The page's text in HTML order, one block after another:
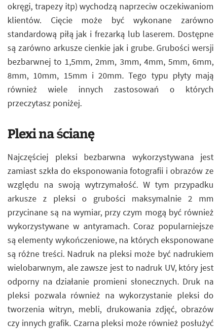
okręgi, trapezy itp) wychodzą naprzeciw oczekiwaniom
klientów. Cięcie może być wykonane zarówno
standardową piłą jak i frezarką lub laserem. Dostępne
są zarówno arkusze cienkie jak i grube. Grubości wersji
bezbarwnej to 1,5mm, 2mm, 3mm, 4mm, 5mm, 6mm,
8mm, 10mm, 15mm i 20mm. Tego typu płyty mają
również wiele innych zastosowań o których
przeczytasz poniżej.
Plexi na ścianę
Najczęściej pleksi bezbarwna wykorzystywana jest
zamiast szkła do eksponowania fotografii i obrazów ze
względu na swoją wytrzymałość. W tym przypadku
arkusze z pleksi o grubości maksymalnie 2 mm
przycinane są na wymiar, przy czym mogą być również
wykorzystywane w antyramach. Coraz popularniejsze
są elementy wykończeniowe, na których eksponowane
są różne treści. Nadruk na pleksi może być nadrukiem
wielobarwnym, ale zawsze jest to nadruk UV, który jest
odporny na działanie promieni słonecznych. Druk na
pleksi pozwala również na wykorzystanie pleksi do
tworzenia witryn, mebli, drukowania zdjęć, obrazów
czy innych grafik. Czarna pleksi może również posłużyć